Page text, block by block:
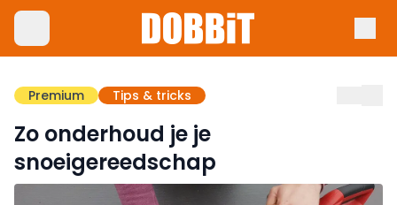
Premium Tips & tricks
Zo onderhoud je je
snoeigereedschap